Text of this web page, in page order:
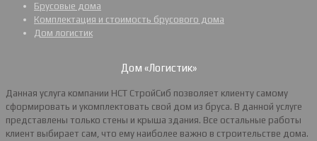
Брусовые дома
Комплектация и стоимость брусового дома
Дом логистик
Дом «Логистик»
Данная услуга компании НСТ СтройСиб позволяет клиенту самому
сформировать и укомплектовать свой дом из бруса. В данной услуге
представлены только стены и крыша здания. Все остальные работы
клиент выбирает сам, что ему наиболее важно в строительстве дома.